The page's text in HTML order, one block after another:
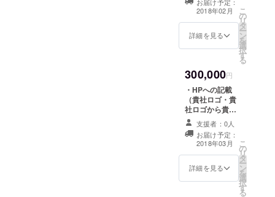
(3月頃
を予定)
・ト
ラック
入場チ
ケット1
枚 大会
が始ま
る前
に、入
場チ
ケット
をお送
りいた
しま
す。(2
み） ※パンフ
レット印刷の都
合上、募集終了
日翌日の1月9日
大変心苦しくは
ありますが、
データの確認が
出来ない場合、
パンフレットへ
の記載が出来ま
せん。予めご了
承くださいま
せ。HPに関しま
しては、1月9日
を過ぎましても
掲載は可能でご
2018年02月
詳細を見る
こ
の
リ
タ
ー
ン
を
選
択
す
る
300,000円
・HPへの記載
（貴社ロゴ・貴
社ロゴから貴社
HPへリンク）
・チラシへの掲
載（貴社ロゴ）
・大会当日 ス
ライドでの紹
介 ロゴ・社名
支援者：0人
お届け予定：
2018年03月
詳細を見る
こ
の
リ
タ
ー
ン
を
選
択
す
る